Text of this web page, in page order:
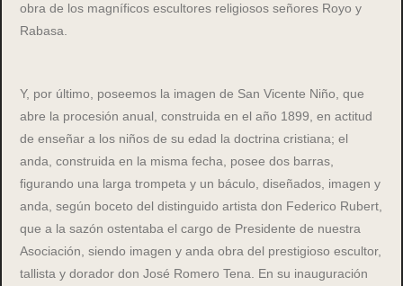
obra de los magníficos escultores religiosos señores Royo y
Rabasa.
Y, por último, poseemos la imagen de San Vicente Niño, que
abre la procesión anual, construida en el año 1899, en actitud
de enseñar a los niños de su edad la doctrina cristiana; el
anda, construida en la misma fecha, posee dos barras,
figurando una larga trompeta y un báculo, diseñados, imagen y
anda, según boceto del distinguido artista don Federico Rubert,
que a la sazón ostentaba el cargo de Presidente de nuestra
Asociación, siendo imagen y anda obra del prestigioso escultor,
tallista y dorador don José Romero Tena. En su inauguración